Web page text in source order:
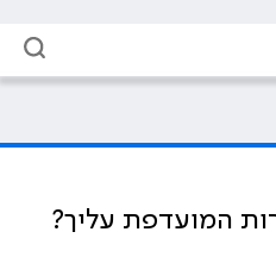
המועדפת עליך?